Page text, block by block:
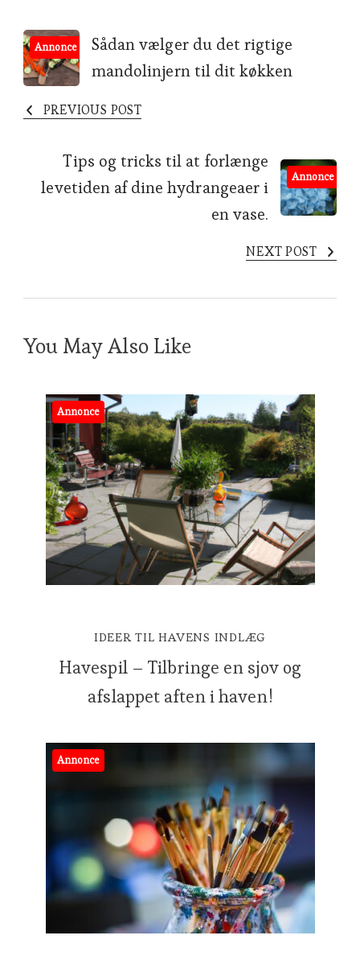
Post
Navigation
Annonce
Sådan vælger du det rigtige
mandolinjern til dit køkken
PREVIOUS POST
Annonce
Tips og tricks til at forlænge
levetiden af dine hydrangeaer i
en vase.
NEXT POST
You May Also Like
Annonce
IDEER TIL HAVENS INDLÆG
Havespil – Tilbringe en sjov og
afslappet aften i haven!
Annonce